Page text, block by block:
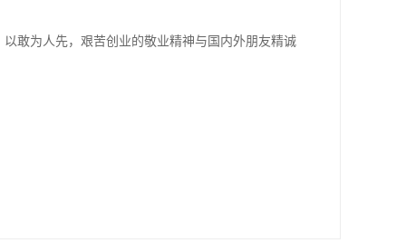
敢为人先，艰苦创业的敬业精神与国内外朋友精诚